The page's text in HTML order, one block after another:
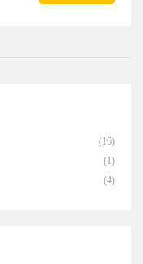
(16)
(1)
(4)